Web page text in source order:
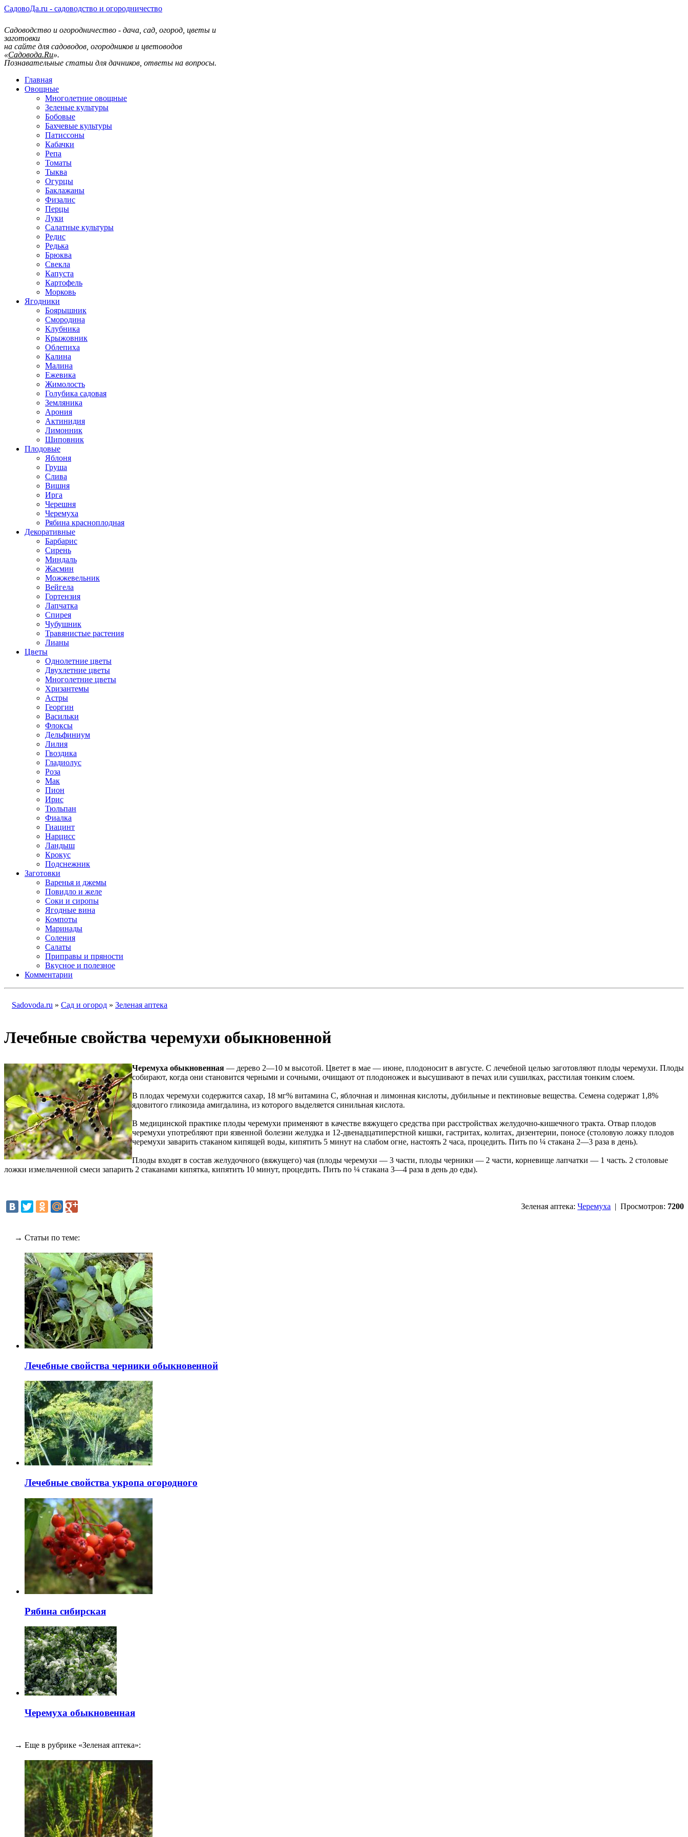
СадовоДа.ru - садоводство и огородничество
Садоводство и огородничество - дача, сад, огород, цветы и
заготовки
на сайте для садоводов, огородников и цветоводов
«Садовода.Ru».
Познавательные статьи для дачников, ответы на вопросы.
Главная
Овощные
Многолетние овощные
Зеленые культуры
Бобовые
Бахчевые культуры
Патиссоны
Кабачки
Репа
Томаты
Тыква
Огурцы
Баклажаны
Физалис
Перцы
Луки
Салатные культуры
Редис
Редька
Брюква
Свекла
Капуста
Картофель
Морковь
Ягодники
Боярышник
Смородина
Клубника
Крыжовник
Облепиха
Калина
Малина
Ежевика
Жимолость
Голубика садовая
Земляника
Арония
Актинидия
Лимонник
Шиповник
Плодовые
Яблоня
Груша
Слива
Вишня
Ирга
Черешня
Черемуха
Рябина красноплодная
Декоративные
Барбарис
Сирень
Миндаль
Жасмин
Можжевельник
Вейгела
Гортензия
Лапчатка
Спирея
Чубушник
Травянистые растения
Лианы
Цветы
Однолетние цветы
Двухлетние цветы
Многолетние цветы
Хризантемы
Астры
Георгин
Васильки
Флоксы
Дельфиниум
Лилия
Гвоздика
Гладиолус
Роза
Мак
Пион
Ирис
Тюльпан
Фиалка
Гиацинт
Нарцисс
Ландыш
Крокус
Подснежник
Заготовки
Варенья и джемы
Повидло и желе
Соки и сиропы
Ягодные вина
Компоты
Маринады
Соления
Салаты
Приправы и пряности
Вкусное и полезное
Комментарии
Sadovoda.ru » Сад и огород » Зеленая аптека
Лечебные свойства черемухи обыкновенной
Черемуха обыкновенная — дерево 2—10 м высотой. Цветет в мае — июне, плодоносит в августе. С лечебной целью заготовляют плоды черемухи. Плоды
собирают, когда они становится черными и сочными, очищают от плодоножек и высушивают в печах или сушилках, расстилая тонким слоем.
В плодах черемухи содержится сахар, 18 мг% витамина С, яблочная и лимонная кислоты, дубильные и пектиновые вещества. Семена содержат 1,8%
ядовитого гликозида амигдалина, из которого выделяется синильная кислота.
В медицинской практике плоды черемухи применяют в качестве вяжущего средства при расстройствах желудочно-кишечного тракта. Отвар плодов
черемухи употребляют при язвенной болезни желудка и 12-двенадцатиперстной кишки, гастритах, колитах, дизентерии, поносе (столовую ложку плодов
черемухи заварить стаканом кипящей воды, кипятить 5 минут на слабом огне, настоять 2 часа, процедить. Пить по ¼ стакана 2—3 раза в день).
Плоды входят в состав желудочного (вяжущего) чая (плоды черемухи — 3 части, плоды черники — 2 части, корневище лапчатки — 1 часть. 2 столовые
ложки измельченной смеси запарить 2 стаканами кипятка, кипятить 10 минут, процедить. Пить по ¼ стакана 3—4 раза в день до еды).
Зеленая аптека: Черемуха | Просмотров: 7200
→ Статьи по теме:
Лечебные свойства черники обыкновенной
Лечебные свойства укропа огородного
Рябина сибирская
Черемуха обыкновенная
→ Еще в рубрике «Зеленая аптека»: